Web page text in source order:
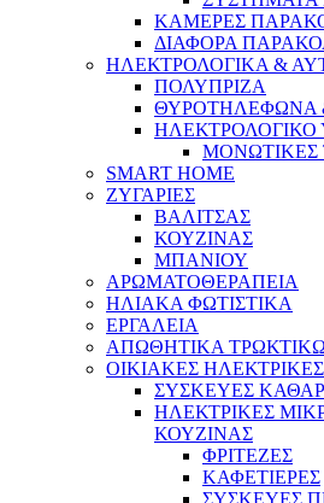
ΚΑΜΕΡΕΣ
ΔΙΑΦΟΡΑ
ΗΛΕΚΤΡΟΛΟΓΙΚΑ &
ΠΟΛΥΠΡΙΖΑ
ΘΥΡΟΤΗΛΕΦΩΝΑ
ΗΛΕΚΤΡΟΛΟΓΙΚΟ
ΜΟΝΩΤΙΚΕΣ
SMART HOME
ΖΥΓΑΡΙΕΣ
ΒΑΛΙΤΣΑΣ
ΚΟΥΖΙΝΑΣ
ΜΠΑΝΙΟΥ
ΑΡΩΜΑΤΟΘΕΡΑΠΕΙΑ
ΗΛΙΑΚΑ ΦΩΤΙΣΤΙΚΑ
ΕΡΓΑΛΕΙΑ
ΑΠΩΘΗΤΙΚΑ
ΟΙΚΙΑΚΕΣ
ΣΥΣΚΕΥΕΣ
ΗΛΕΚΤΡΙΚΕΣ
ΚΟΥΖΙΝΑΣ
ΦΡΙΤΕΖΕΣ
ΚΑΦΕΤΙΕΡΕΣ